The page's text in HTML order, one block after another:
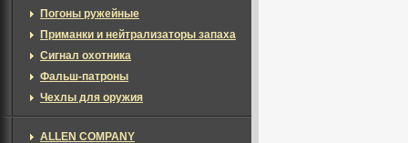
Погоны ружейные
Приманки и нейтрализаторы запаха
Сигнал охотника
Фальш-патроны
Чехлы для оружия
ALLEN COMPANY